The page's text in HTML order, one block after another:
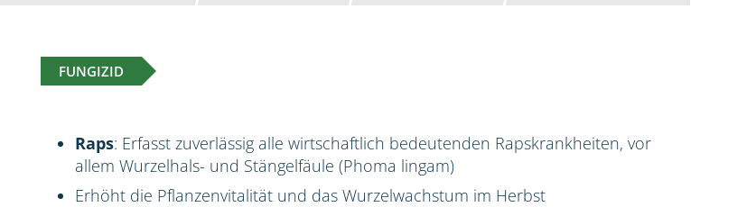
FUNGIZID
Raps: Erfasst zuverlässig alle wirtschaftlich bedeutenden Rapskrankheiten, vor
allem Wurzelhals- und Stängelfäule (Phoma lingam)
Erhöht die Pflanzenvitalität und das Wurzelwachstum im Herbst